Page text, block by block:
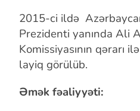
2015-ci ildə
Prezidenti yanındaAli
Komissiyasının qərarı
layiq görülüb.
Əmək fəaliyyəti: